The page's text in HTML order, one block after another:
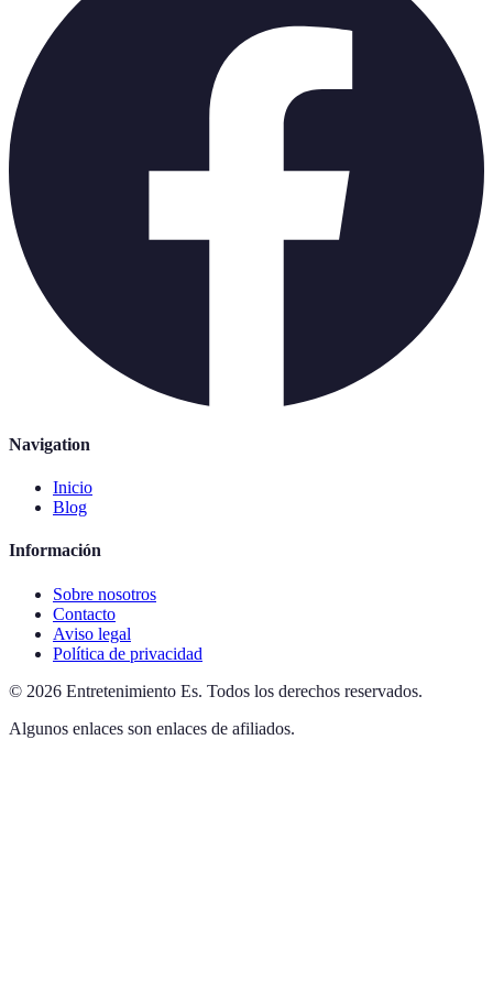
Navigation
Inicio
Blog
Información
Sobre nosotros
Contacto
Aviso legal
Política de privacidad
© 2026 Entretenimiento Es. Todos los derechos reservados.
Algunos enlaces son enlaces de afiliados.